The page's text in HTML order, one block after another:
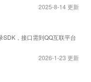
2025-8-14 更新
SDK，接口需到QQ互联平台
2026-1-23 更新